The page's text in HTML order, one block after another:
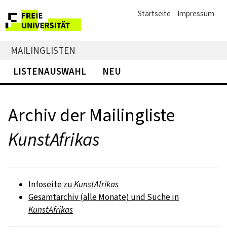
Startseite Impressum
MAILINGLISTEN
LISTENAUSWAHL
NEU
Archiv der Mailingliste
KunstAfrikas
Infoseite zuKunstAfrikas
Gesamtarchiv (alle Monate) und Suche in
KunstAfrikas